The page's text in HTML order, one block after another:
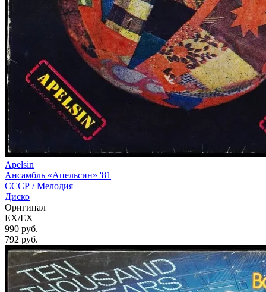
Apelsin
Ансамбль «Апельсин» '81
СССР /Мелодия
Диско
Оригинал
EX/EX
990 руб.
792 руб.